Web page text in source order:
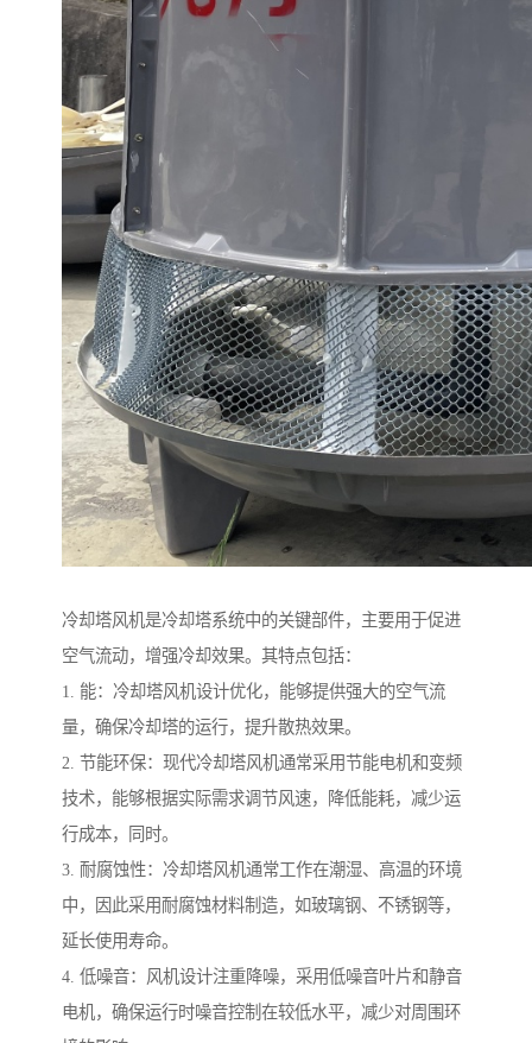
冷却塔风机是冷却塔系统中的关键部件，主要用于促进
空气流动，增强冷却效果。其特点包括：
1. 能：冷却塔风机设计优化，能够提供强大的空气流
量，确保冷却塔的运行，提升散热效果。
2. 节能环保：现代冷却塔风机通常采用节能电机和变频
技术，能够根据实际需求调节风速，降低能耗，减少运
行成本，同时。
3. 耐腐蚀性：冷却塔风机通常工作在潮湿、高温的环境
中，因此采用耐腐蚀材料制造，如玻璃钢、不锈钢等，
延长使用寿命。
4. 低噪音：风机设计注重降噪，采用低噪音叶片和静音
电机，确保运行时噪音控制在较低水平，减少对周围环